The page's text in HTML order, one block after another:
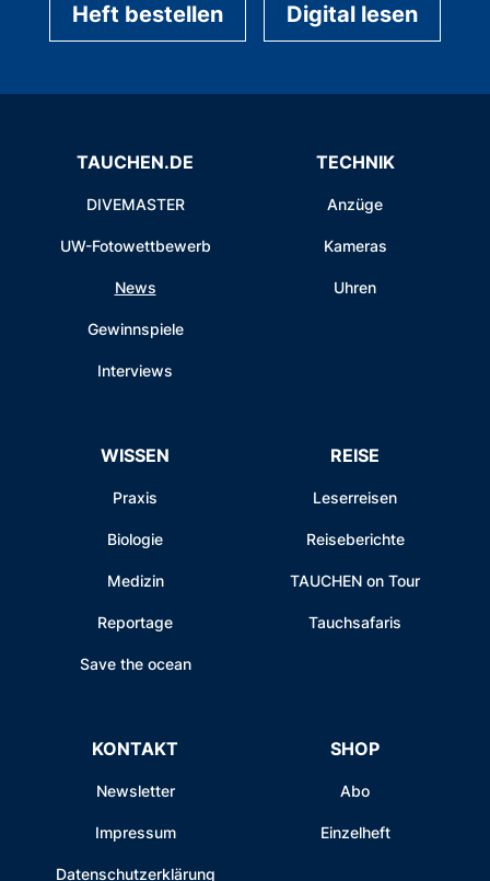
Heft bestellen Digital lesen
TAUCHEN.DE
DIVEMASTER
UW-Fotowettbewerb
News
Gewinnspiele
Interviews
TECHNIK
Anzüge
Kameras
Uhren
WISSEN
Praxis
Biologie
Medizin
Reportage
Save the ocean
REISE
Leserreisen
Reiseberichte
TAUCHEN on Tour
Tauchsafaris
KONTAKT
Newsletter
Impressum
Datenschutzerklärung
SHOP
Abo
Einzelheft